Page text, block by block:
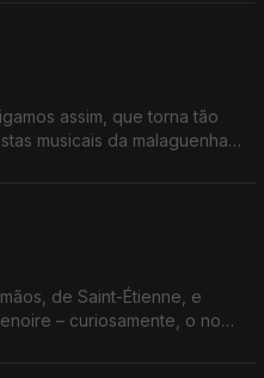
assim, que torna tão
musicais da malaguenha
de Saint-Étienne, e
– curiosamente, o nome